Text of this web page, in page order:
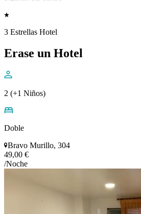
3 Estrellas Hotel
Erase un Hotel
2 (+1 Niños)
Doble
Bravo Murillo, 304
49,00 €
/Noche